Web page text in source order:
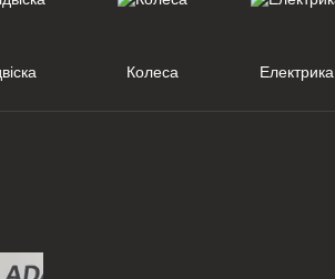
Колеса Електрика